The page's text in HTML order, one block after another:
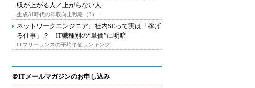
収が上がる人／上がらない人
生成AI時代の年収向上戦略（3）：
ネットワークエンジニア、社内SEって実は「稼げ
る仕事」？ IT職種別の“単価”に明暗
ITフリーランスの平均単価ランキング：
＠ITメールマガジンのお申し込み